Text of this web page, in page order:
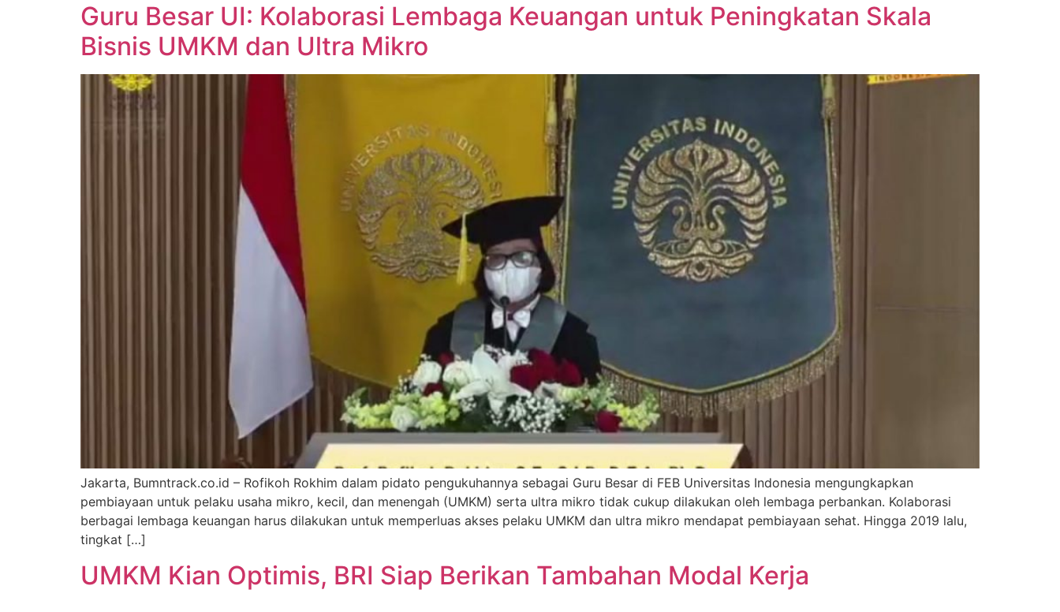
Guru Besar UI: Kolaborasi Lembaga Keuangan untuk Peningkatan Skala
Bisnis UMKM dan Ultra Mikro
Jakarta, Bumntrack.co.id – Rofikoh Rokhim dalam pidato pengukuhannya sebagai Guru Besar di FEB Universitas Indonesia mengungkapkan
pembiayaan untuk pelaku usaha mikro, kecil, dan menengah (UMKM) serta ultra mikro tidak cukup dilakukan oleh lembaga perbankan. Kolaborasi
berbagai lembaga keuangan harus dilakukan untuk memperluas akses pelaku UMKM dan ultra mikro mendapat pembiayaan sehat. Hingga 2019 lalu,
tingkat […]
UMKM Kian Optimis, BRI Siap Berikan Tambahan Modal Kerja